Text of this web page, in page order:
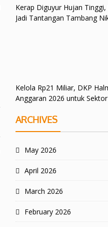
Kerap Diguyur Hujan
Jadi Tantangan Tambang
Kelola Rp21 Miliar, DKP
Anggaran 2026 untuk
ARCHIVES
May 2026
April 2026
March 2026
February 2026